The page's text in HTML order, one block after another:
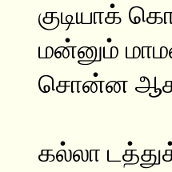
குடியாக்
மன்னும்
சொன்ன
கல்லா